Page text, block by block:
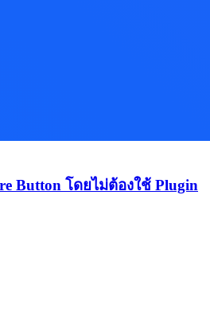
Button โดยไม่ต้องใช้ Plugin